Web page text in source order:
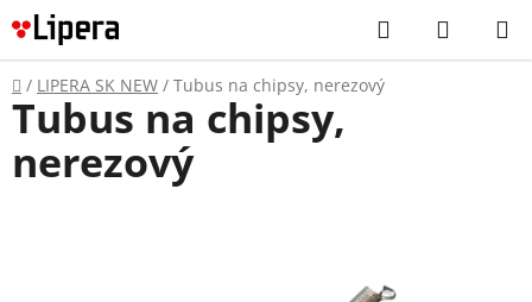
Prejsť
na
obsah
Hľadať
KOŠÍK
Domov
/ LIPERA SK NEW / Tubus na chipsy, nerezový
Tubus na chipsy,
nerezový